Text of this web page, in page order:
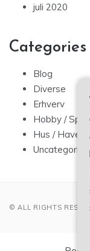
juli 2020
Categories
Blog
Diverse
Erhverv
Hobby /
Hus / Have
Uncategorized
© ALL RIGHTS